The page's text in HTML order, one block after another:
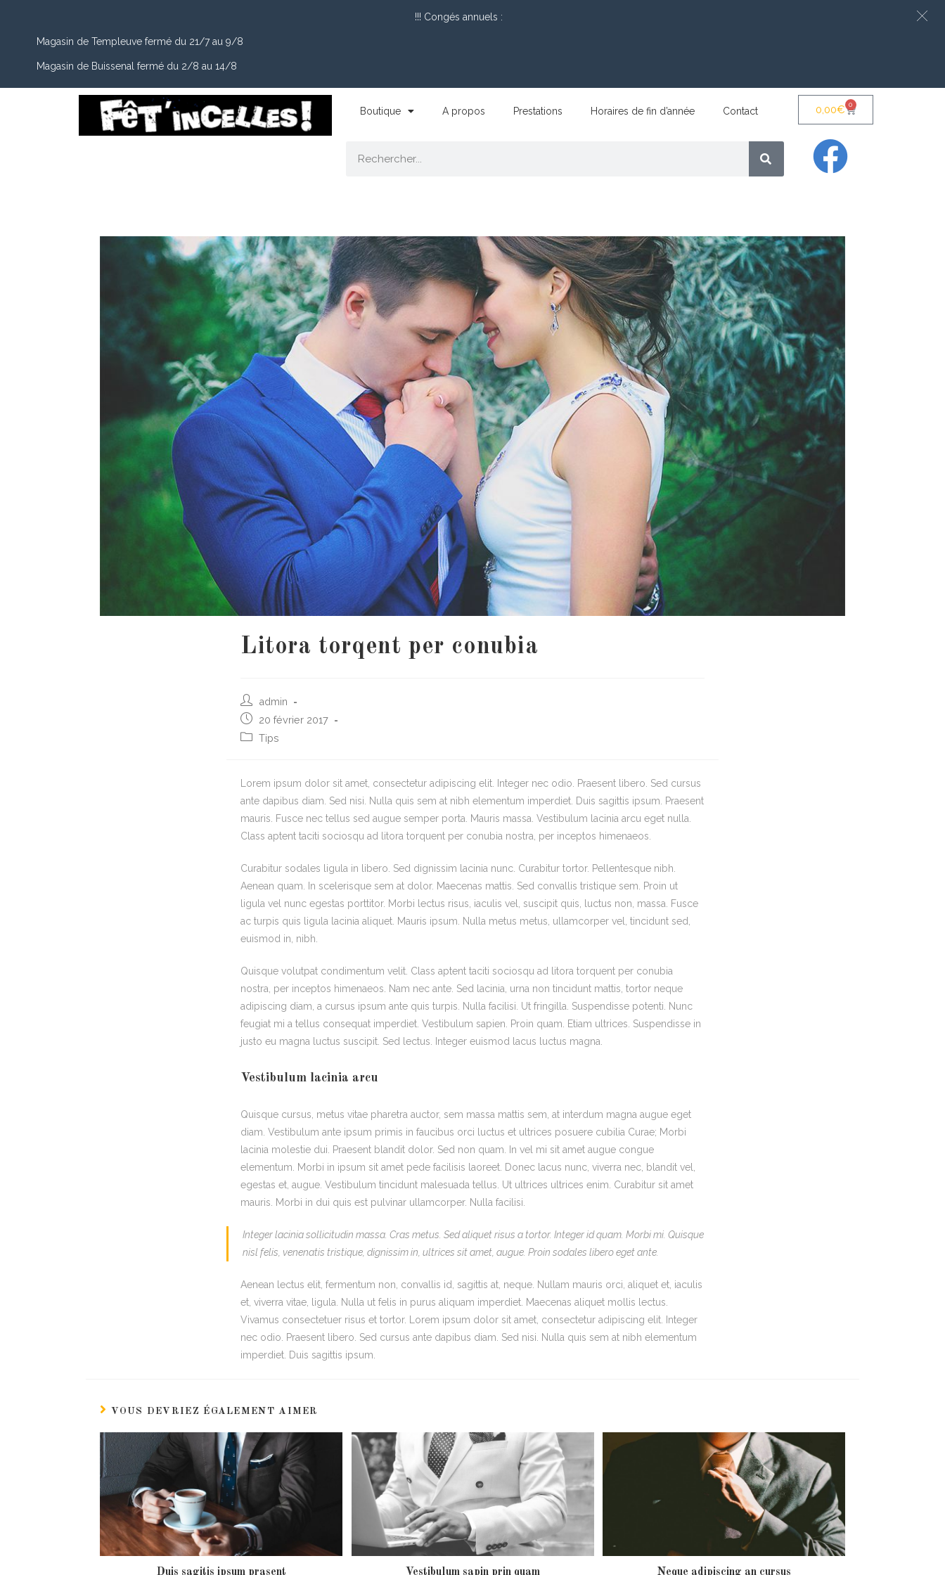
Boutique A propos Prestations Horaires de fin d’année Contact 0,00€ 0
Litora torqent per conubia
admin
20 février 2017
Tips
Lorem ipsum dolor sit amet, consectetur adipiscing elit. Integer nec odio. Praesent libero. Sed cursus
ante dapibus diam. Sed nisi. Nulla quis sem at nibh elementum imperdiet. Duis sagittis ipsum. Praesent
mauris. Fusce nec tellus sed augue semper porta. Mauris massa. Vestibulum lacinia arcu eget nulla.
Class aptent taciti sociosqu ad litora torquent per conubia nostra, per inceptos himenaeos.
Curabitur sodales ligula in libero. Sed dignissim lacinia nunc. Curabitur tortor. Pellentesque nibh.
Aenean quam. In scelerisque sem at dolor. Maecenas mattis. Sed convallis tristique sem. Proin ut
ligula vel nunc egestas porttitor. Morbi lectus risus, iaculis vel, suscipit quis, luctus non, massa. Fusce
ac turpis quis ligula lacinia aliquet. Mauris ipsum. Nulla metus metus, ullamcorper vel, tincidunt sed,
euismod in, nibh.
Quisque volutpat condimentum velit. Class aptent taciti sociosqu ad litora torquent per conubia
nostra, per inceptos himenaeos. Nam nec ante. Sed lacinia, urna non tincidunt mattis, tortor neque
adipiscing diam, a cursus ipsum ante quis turpis. Nulla facilisi. Ut fringilla. Suspendisse potenti. Nunc
feugiat mi a tellus consequat imperdiet. Vestibulum sapien. Proin quam. Etiam ultrices. Suspendisse in
justo eu magna luctus suscipit. Sed lectus. Integer euismod lacus luctus magna.
Vestibulum lacinia arcu
Quisque cursus, metus vitae pharetra auctor, sem massa mattis sem, at interdum magna augue eget
diam. Vestibulum ante ipsum primis in faucibus orci luctus et ultrices posuere cubilia Curae; Morbi
lacinia molestie dui. Praesent blandit dolor. Sed non quam. In vel mi sit amet augue congue
elementum. Morbi in ipsum sit amet pede facilisis laoreet. Donec lacus nunc, viverra nec, blandit vel,
egestas et, augue. Vestibulum tincidunt malesuada tellus. Ut ultrices ultrices enim. Curabitur sit amet
mauris. Morbi in dui quis est pulvinar ullamcorper. Nulla facilisi.
Integer lacinia sollicitudin massa. Cras metus. Sed aliquet risus a tortor. Integer id quam. Morbi mi. Quisque
nisl felis, venenatis tristique, dignissim in, ultrices sit amet, augue. Proin sodales libero eget ante.
Aenean lectus elit, fermentum non, convallis id, sagittis at, neque. Nullam mauris orci, aliquet et, iaculis
et, viverra vitae, ligula. Nulla ut felis in purus aliquam imperdiet. Maecenas aliquet mollis lectus.
Vivamus consectetuer risus et tortor. Lorem ipsum dolor sit amet, consectetur adipiscing elit. Integer
nec odio. Praesent libero. Sed cursus ante dapibus diam. Sed nisi. Nulla quis sem at nibh elementum
imperdiet. Duis sagittis ipsum.
VOUS DEVRIEZ ÉGALEMENT AIMER
Duis sagitis ipsum prasent Vestibulum sapin prin quam Neque adipiscing an cursus
!!! Congés annuels :
Magasin de Templeuve fermé du 21/7 au 9/8
Magasin de Buissenal fermé du 2/8 au 14/8